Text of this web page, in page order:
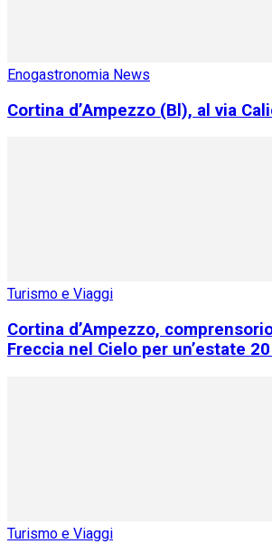
Enogastronomia News
Cortina d’Ampezzo (Bl), al via
Turismo e Viaggi
Cortina d’Ampezzo,
Freccia nel Cielo per un’estate
Turismo e Viaggi